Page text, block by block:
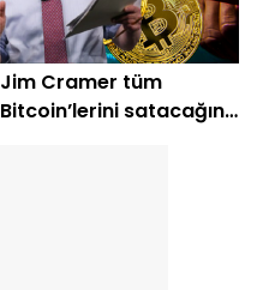
Jim Cramer tüm
Bitcoin’lerini satacağını